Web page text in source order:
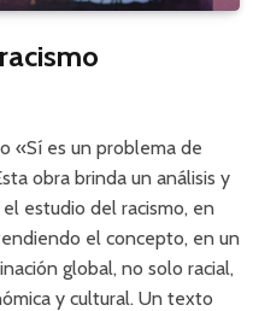
«Sí es un problema de
obra brinda un análisis y
estudio del racismo, en
el concepto, en un
global, no solo racial,
y cultural. Un texto